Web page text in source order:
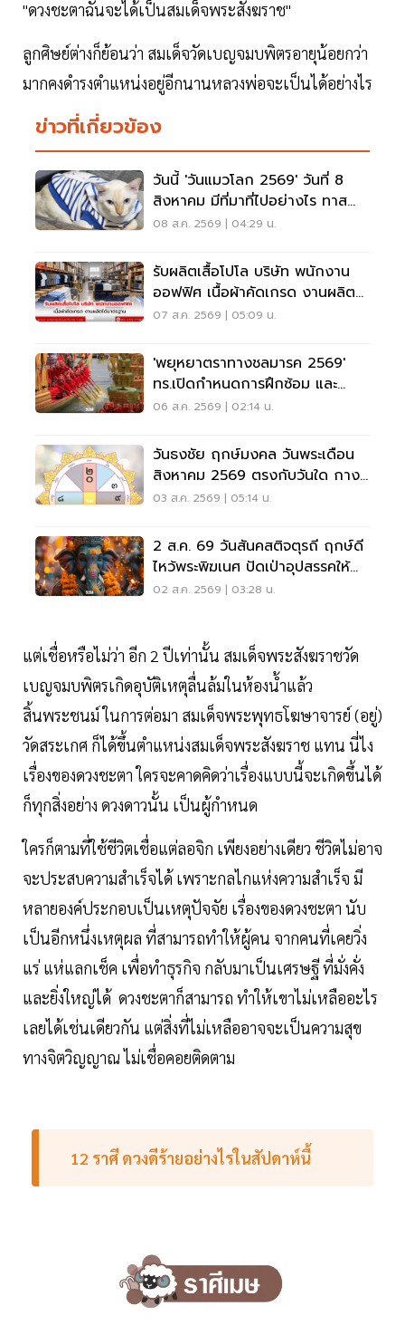
"ดวงชะตาฉันจะได้เป็นสมเด็จพระสังฆราช"
ลูกศิษย์ต่างก็ย้อนว่า สมเด็จวัดเบญจมบพิตรอายุน้อยกว่า
มากคงดำรงตำแหน่งอยู่อีกนานหลวงพ่อจะเป็นได้อย่างไร
ข่าวที่เกี่ยวข้อง
วันนี้ 'วันแมวโลก 2569' วันที่ 8
สิงหาคม มีที่มาที่ไปอย่างไร ทาส
แมวต้องรู้
08 ส.ค. 2569 | 04:29 น.
รับผลิตเสื้อโปโล บริษัท พนักงาน
ออฟฟิศ เนื้อผ้าคัดเกรด งานผลิต
ได้มาตรฐาน
07 ส.ค. 2569 | 05:09 น.
'พยุหยาตราทางชลมารค 2569'
ทร.เปิดกำหนดการฝึกซ้อม และ
วันพระราชพิธี จุดชมขบวน
06 ส.ค. 2569 | 02:14 น.
วันธงชัย ฤกษ์มงคล วันพระเดือน
สิงหาคม 2569 ตรงกับวันใด กาง
ปฏิทินเช็กที่นี่
03 ส.ค. 2569 | 05:14 น.
2 ส.ค. 69 วันสันคสติจตุรถี ฤกษ์ดี
ไหว้พระพิฆเนศ ปัดเป่าอุปสรรคให้
ชีวิตปัง
02 ส.ค. 2569 | 03:28 น.
แต่เชื่อหรือไม่ว่า อีก 2 ปีเท่านั้น สมเด็จพระสังฆราชวัด
เบญจมบพิตรเกิดอุบัติเหตุลื่นล้มในห้องน้ำแล้ว
สิ้นพระชนม์ ในการต่อมา สมเด็จพระพุทธโฆษาจารย์ (อยู่)​
วัดสระเกศ ก็ได้ขึ้นตำแหน่งสมเด็จพระสังฆราช แทน นี่ไง
เรื่องของดวงชะตา ใครจะคาดคิดว่าเรื่องแบบนี้จะเกิดขึ้นได้
ก็ทุกสิ่งอย่าง ดวงดาวนั้น เป็นผู้กำหนด
ใครก็ตามที่ใช้ชีวิตเชื่อแต่ลอจิก เพียงอย่างเดียว ชีวิตไม่อาจ
จะประสบความสำเร็จได้ เพราะกลไกแห่งความสำเร็จ มี
หลายองค์ประกอบเป็นเหตุปัจจัย เรื่องของดวงชะตา นับ
เป็นอีกหนึ่งเหตุผล ที่สามารถทำให้ผู้คน จากคนที่เคยวิ่ง
แร่ แห่แลกเช็ค เพื่อทำธุรกิจ กลับมาเป็นเศรษฐี ที่มั่งคั่ง
และยิ่งใหญ่ได้ ดวงชะตาก็สามารถ ทำให้เขาไม่เหลืออะไร
เลยได้เช่นเดียวกัน แต่สิ่งที่ไม่เหลืออาจจะเป็นความสุข
ทางจิตวิญญาณ ไม่เชื่อคอยติดตาม
12 ราศี ดวงดีร้ายอย่างไรในสัปดาห์นี้